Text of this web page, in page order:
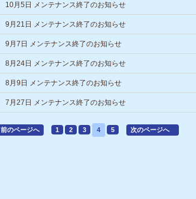
10月5日 メンテナンス終了のお知らせ
9月21日 メンテナンス終了のお知らせ
9月7日 メンテナンス終了のお知らせ
8月24日 メンテナンス終了のお知らせ
8月9日 メンテナンス終了のお知らせ
7月27日 メンテナンス終了のお知らせ
前のページへ 1 2 3 4 5 次のページへ